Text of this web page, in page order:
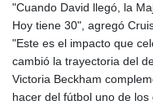
"Cuando David llegó, la
Hoy tiene 30", agregó
"Este es el impacto que
cambió la trayectoria del
Victoria Beckham
hacer del fútbol uno de